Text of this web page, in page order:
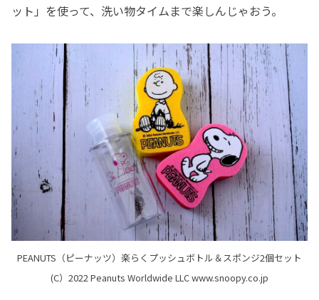
ット」を使って、洗い物タイムまで楽しんじゃおう。
PEANUTS（ピーナッツ）楽らくプッシュボトル＆スポンジ2個セット
(C）2022 Peanuts Worldwide LLC www.snoopy.co.jp